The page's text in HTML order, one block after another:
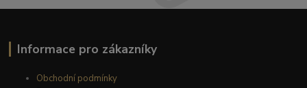
Informace pro zákazníky
Obchodní podmínky